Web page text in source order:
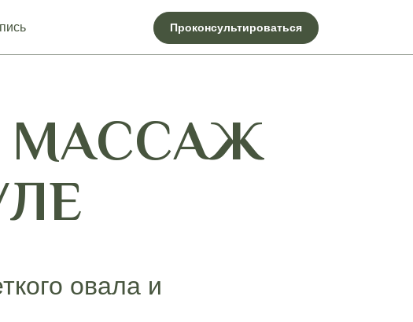
Проконсультироваться
овала и
МАССАЖ